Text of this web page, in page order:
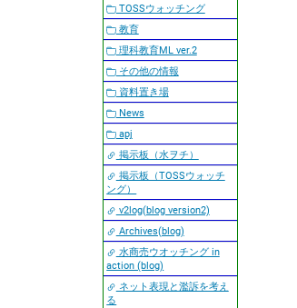
TOSSウォッチング
教育
理科教育ML ver.2
その他の情報
資料置き場
News
apj
掲示板（水ヲチ）
掲示板（TOSSウォッチ
ング）
v2log(blog version2)
Archives(blog)
水商売ウオッチング in
action (blog)
ネット表現と濫訴を考え
る